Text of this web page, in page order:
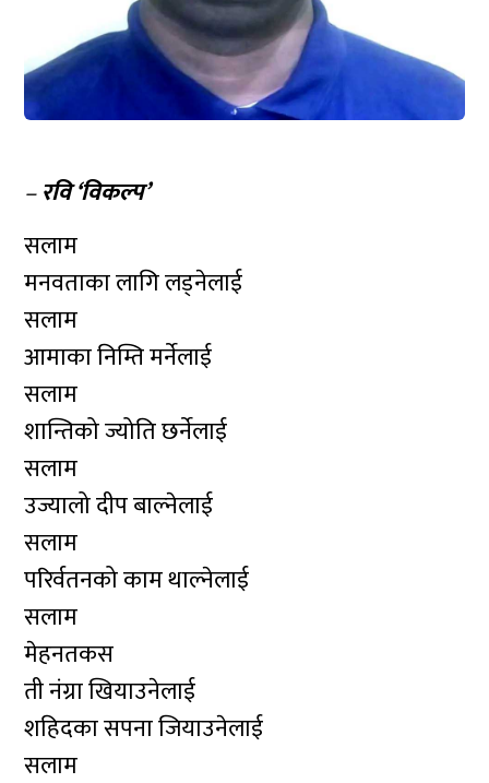
–रवि ‘विकल्प’
सलाम
मनवताका लागि लड्नेलाई
सलाम
आमाका निम्ति मर्नेलाई
सलाम
शान्तिको ज्योति छर्नेलाई
सलाम
उज्यालो दीप बाल्नेलाई
सलाम
परिर्वतनको काम थाल्नेलाई
सलाम
मेहनतकस
ती नंग्रा खियाउनेलाई
शहिदका सपना जियाउनेलाई
सलाम